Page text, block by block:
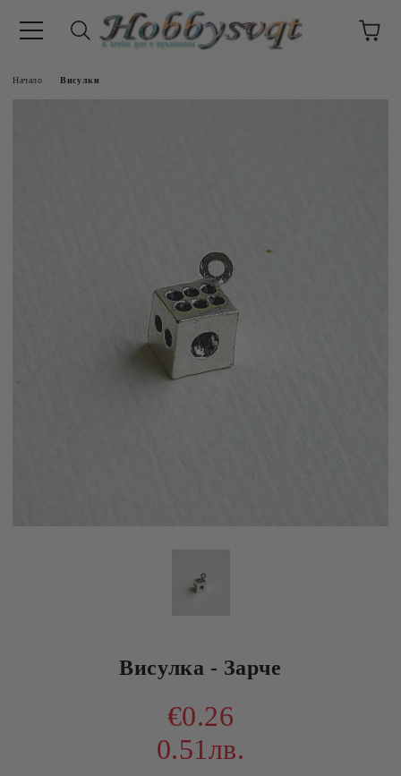
Начало Висулки
Висулка - Зарче
€0.26
0.51лв.